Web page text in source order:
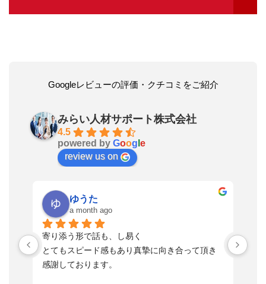
Googleレビューの評価・クチコミをご紹介
みらい人材サポート株式会社
4.5
powered by Goog e
review us on
ゆうた
a month ago
寄り添う形で話も、し易く
とてもスピード感もあり真摯に向き合って頂き
感謝しております。